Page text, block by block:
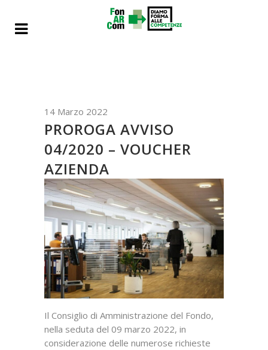
14 Marzo 2022
PROROGA AVVISO
04/2020 – VOUCHER
AZIENDA
Il Consiglio di Amministrazione del Fondo,
nella seduta del 09 marzo 2022, in
considerazione delle numerose richieste